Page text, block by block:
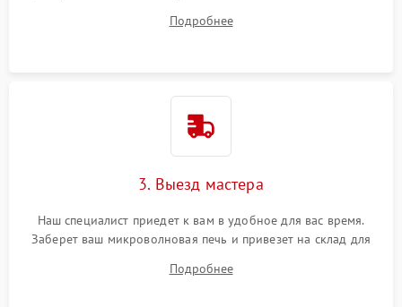
Подробнее
3. Выезд мастера
Наш специалист приедет к вам в удобное для вас время.
Заберет ваш микроволновая печь и привезет на склад для
Подробнее